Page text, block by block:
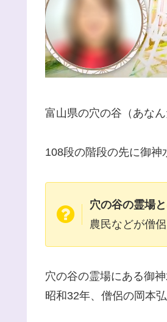
富山県の穴の谷（あな
108段の階段の先に御神
穴の谷の霊場と
農民などが僧
穴の谷の霊場にある御神
昭和32年、僧侶の岡本